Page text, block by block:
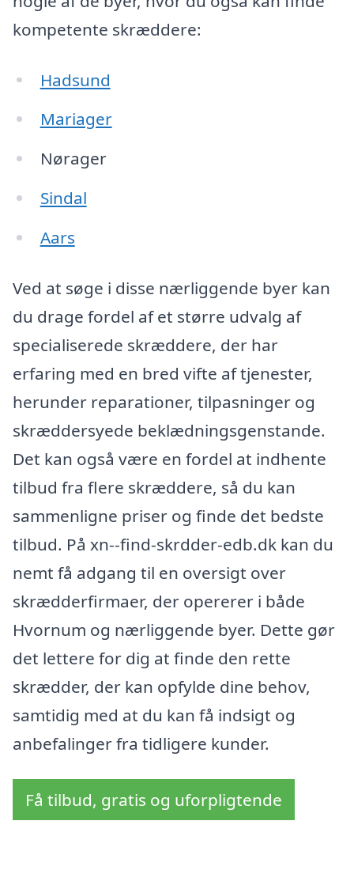
kompetente skræddere:
Hadsund
Mariager
Nørager
Sindal
Aars
Ved at søge i disse nærliggende byer kan
du drage fordel af et større udvalg af
specialiserede skræddere, der har
erfaring med en bred vifte af tjenester,
herunder reparationer, tilpasninger og
skræddersyede beklædningsgenstande.
Det kan også være en fordel at indhente
tilbud fra flere skræddere, så du kan
sammenligne priser og finde det bedste
tilbud. På xn--find-skrdder-edb.dk kan du
nemt få adgang til en oversigt over
skrædderfirmaer, der opererer i både
Hvornum og nærliggende byer. Dette gør
det lettere for dig at finde den rette
skrædder, der kan opfylde dine behov,
samtidig med at du kan få indsigt og
anbefalinger fra tidligere kunder.
Få tilbud, gratis og uforpligtende